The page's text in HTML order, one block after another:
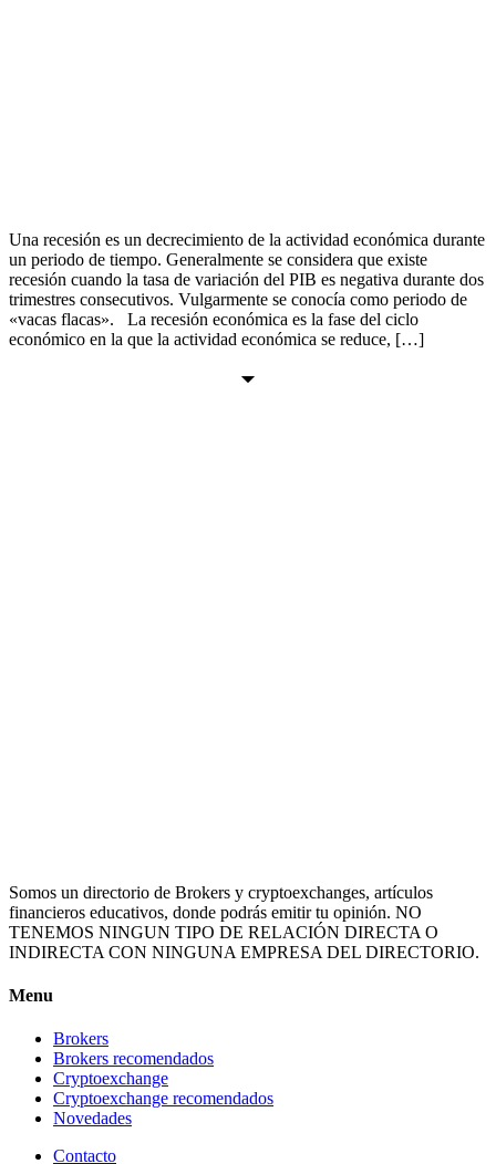
Una recesión es un decrecimiento de la actividad económica durante
un periodo de tiempo. Generalmente se considera que existe
recesión cuando la tasa de variación del PIB es negativa durante dos
trimestres consecutivos. Vulgarmente se conocía como periodo de
«vacas flacas». La recesión económica es la fase del ciclo
económico en la que la actividad económica se reduce, […]
Somos un directorio de Brokers y cryptoexchanges, artículos
financieros educativos, donde podrás emitir tu opinión. NO
TENEMOS NINGUN TIPO DE RELACIÓN DIRECTA O
INDIRECTA CON NINGUNA EMPRESA DEL DIRECTORIO.
Menu
Brokers
Brokers recomendados
Cryptoexchange
Cryptoexchange recomendados
Novedades
Contacto